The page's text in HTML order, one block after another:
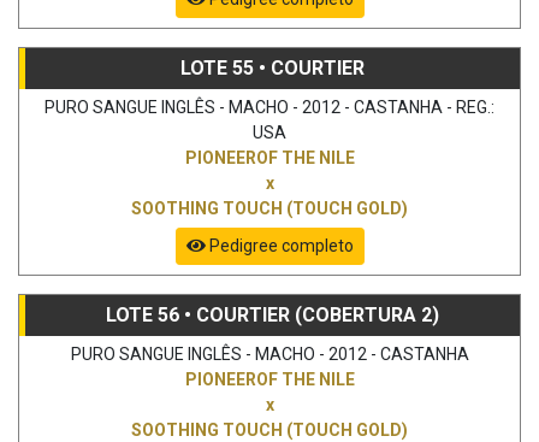
LOTE 55 • COURTIER
PURO SANGUE INGLÊS - MACHO - 2012 - CASTANHA - REG.:
USA
PIONEEROF THE NILE
x
SOOTHING TOUCH (TOUCH GOLD)
Pedigree completo
LOTE 56 • COURTIER (COBERTURA 2)
PURO SANGUE INGLÊS - MACHO - 2012 - CASTANHA
PIONEEROF THE NILE
x
SOOTHING TOUCH (TOUCH GOLD)